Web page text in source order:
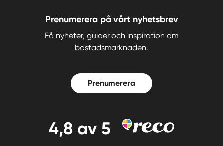
Prenumerera på vårt nyhetsbrev
Få nyheter, guider och inspiration om
bostadsmarknaden.
Prenumerera
4,8 av 5